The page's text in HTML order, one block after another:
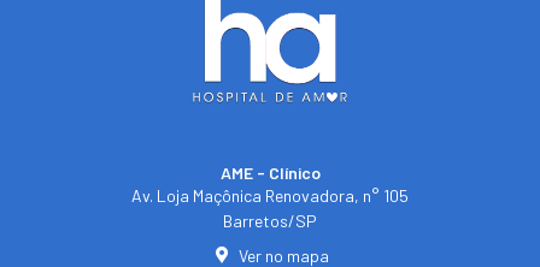
AME - Clínico​
Av. Loja Maçônica Renovadora, n° 105
Barretos/SP​
Ver no mapa